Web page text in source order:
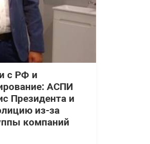
с РФ и
АСПИ
Президента и
из-за
компаний